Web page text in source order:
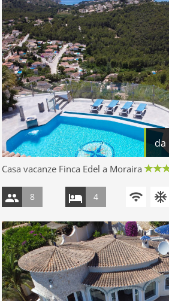
da
Casa vacanze Finca Edel a Moraira
8 4